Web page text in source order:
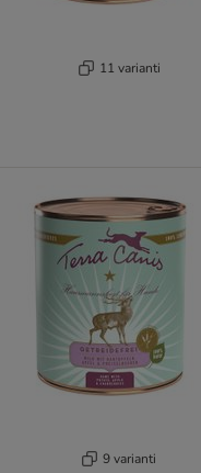
11 varianti
9 varianti